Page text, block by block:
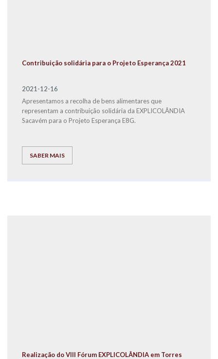
Contribuição solidária para o Projeto Esperança 2021
2021-12-16
Apresentamos a recolha de bens alimentares que
representam a contribuição solidária da EXPLICOLÂNDIA
Sacavém para o Projeto Esperança E8G.
SABER MAIS
Realização do VIII Fórum EXPLICOLÂNDIA em Torres